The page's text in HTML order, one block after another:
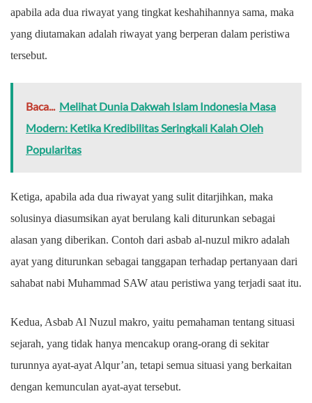
apabila ada dua riwayat yang tingkat keshahihannya sama, maka
yang diutamakan adalah riwayat yang berperan dalam peristiwa
tersebut.
Baca... Melihat Dunia Dakwah Islam Indonesia Masa
Modern: Ketika Kredibilitas Seringkali Kalah Oleh
Popularitas
Ketiga, apabila ada dua riwayat yang sulit ditarjihkan, maka
solusinya diasumsikan ayat berulang kali diturunkan sebagai
alasan yang diberikan. Contoh dari asbab al-nuzul mikro adalah
ayat yang diturunkan sebagai tanggapan terhadap pertanyaan dari
sahabat nabi Muhammad SAW atau peristiwa yang terjadi saat itu.
Kedua, Asbab Al Nuzul makro, yaitu pemahaman tentang situasi
sejarah, yang tidak hanya mencakup orang-orang di sekitar
turunnya ayat-ayat Alqur’an, tetapi semua situasi yang berkaitan
dengan kemunculan ayat-ayat tersebut.